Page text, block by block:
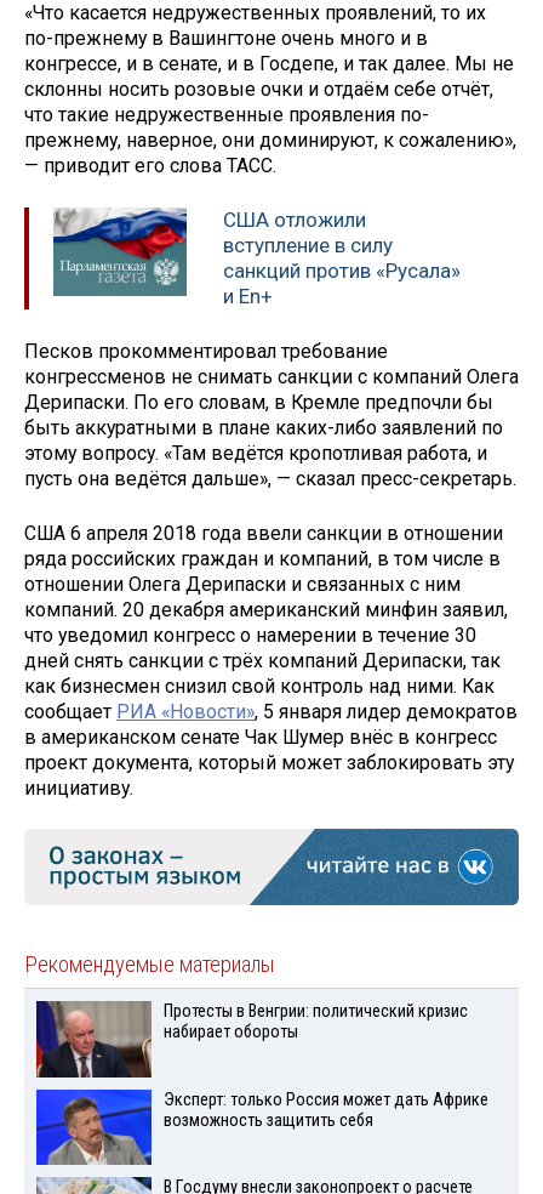
«Что касается недружественных проявлений, то их
по-прежнему в Вашингтоне очень много и в
конгрессе, и в сенате, и в Госдепе, и так далее. Мы не
склонны носить розовые очки и отдаём себе отчёт,
что такие недружественные проявления по-
прежнему, наверное, они доминируют, к сожалению»,
— приводит его слова ТАСС.
США отложили
вступление в силу
санкций против «Русала»
и En+
Песков прокомментировал требование
конгрессменов не снимать санкции с компаний Олега
Дерипаски. По его словам, в Кремле предпочли бы
быть аккуратными в плане каких-либо заявлений по
этому вопросу. «Там ведётся кропотливая работа, и
пусть она ведётся дальше», — сказал пресс-секретарь.
США 6 апреля 2018 года ввели санкции в отношении
ряда российских граждан и компаний, в том числе в
отношении Олега Дерипаски и связанных с ним
компаний. 20 декабря американский минфин заявил,
что уведомил конгресс о намерении в течение 30
дней снять санкции с трёх компаний Дерипаски, так
как бизнесмен снизил свой контроль над ними. Как
сообщает РИА «Новости», 5 января лидер демократов
в американском сенате Чак Шумер внёс в конгресс
проект документа, который может заблокировать эту
инициативу.
Рекомендуемые материалы
Протесты в Венгрии: политический кризис
набирает обороты
Эксперт: только Россия может дать Африке
возможность защитить себя
В Госдуму внесли законопроект о расчете